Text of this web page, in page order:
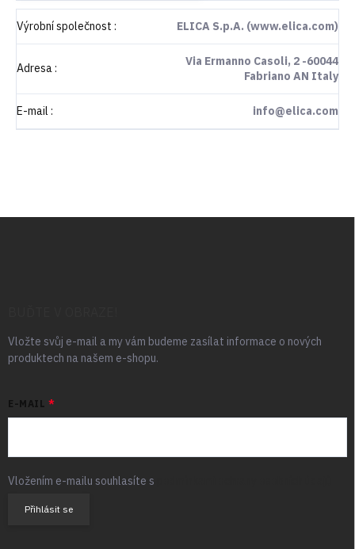
Výrobní společnost : ELICA S.p.A. (www.elica.com)
Adresa :
Via Ermanno Casoli, 2 -60044
Fabriano AN Italy
E-mail : info@elica.com
Vložte svůj e-mail a my vám budeme zasílat informace o nových
produktech na našem e-shopu.
E-MAIL
Vložením e-mailu souhlasíte s
Přihlásit se